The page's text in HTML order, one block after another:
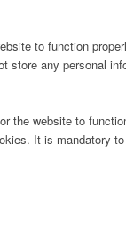
to function
store any personal
the website to
It is mandatory